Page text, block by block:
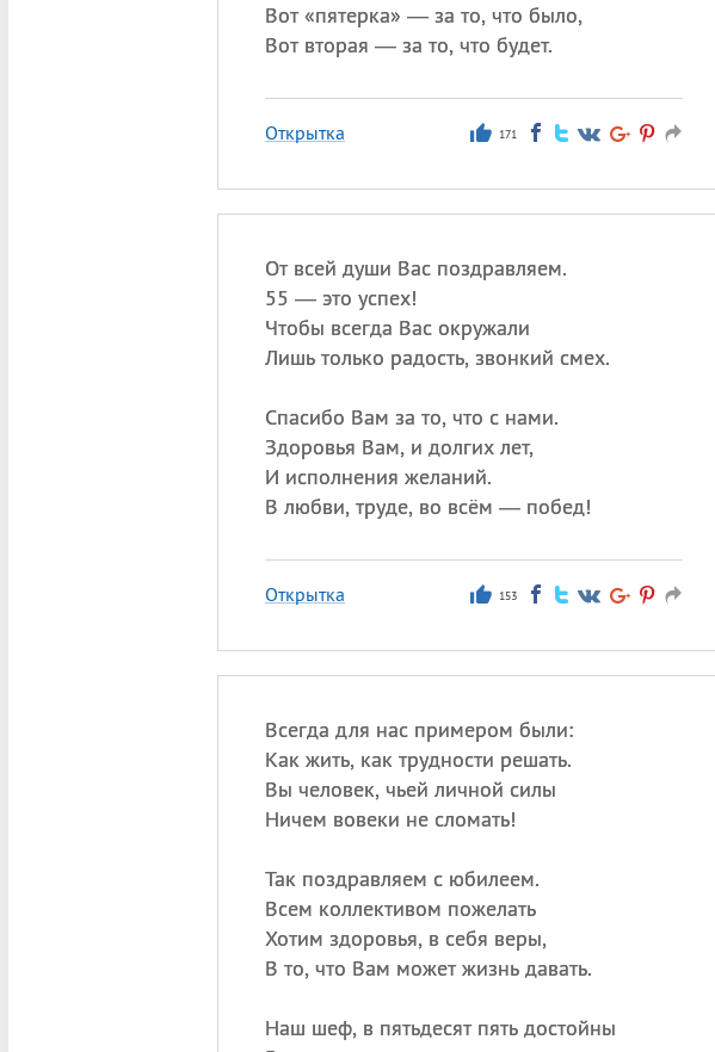
Вот «пятерка» — за то, что было,
Вот вторая — за то, что будет.
Открытка 171
От всей души Вас поздравляем.
55 — это успех!
Чтобы всегда Вас окружали
Лишь только радость, звонкий смех.
Спасибо Вам за то, что с нами.
Здоровья Вам, и долгих лет,
И исполнения желаний.
В любви, труде, во всём — побед!
Открытка 153
Всегда для нас примером были:
Как жить, как трудности решать.
Вы человек, чьей личной силы
Ничем вовеки не сломать!
Так поздравляем с юбилеем.
Всем коллективом пожелать
Хотим здоровья, в себя веры,
В то, что Вам может жизнь давать.
Наш шеф, в пятьдесят пять достойны